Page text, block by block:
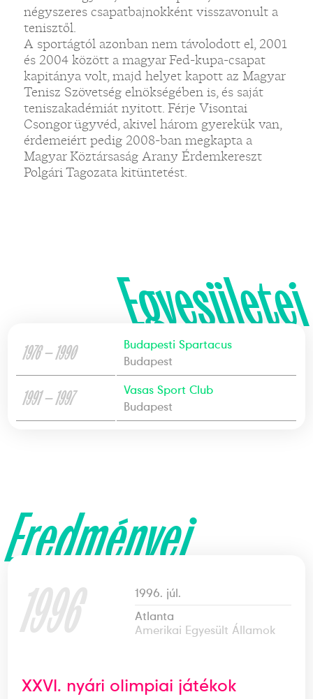
négyszeres csapatbajnokként visszavonult a
tenisztől.
A sportágtól azonban nem távolodott el, 2001
és 2004 között a magyar Fed-kupa-csapat
kapitánya volt, majd helyet kapott az Magyar
Tenisz Szövetség elnökségében is, és saját
teniszakadémiát nyitott. Férje Visontai
Csongor ügyvéd, akivel három gyerekük van,
érdemeiért pedig 2008-ban megkapta a
Magyar Köztársaság Arany Érdemkereszt
Polgári Tagozata kitüntetést.
Egyesületei
1976 — 1990
Budapesti Spartacus
Budapest
1991 — 1997
Vasas Sport Club
Budapest
Eredményei
1996
1996. júl.
Atlanta
Amerikai Egyesült Államok
XXVI. nyári olimpiai játékok